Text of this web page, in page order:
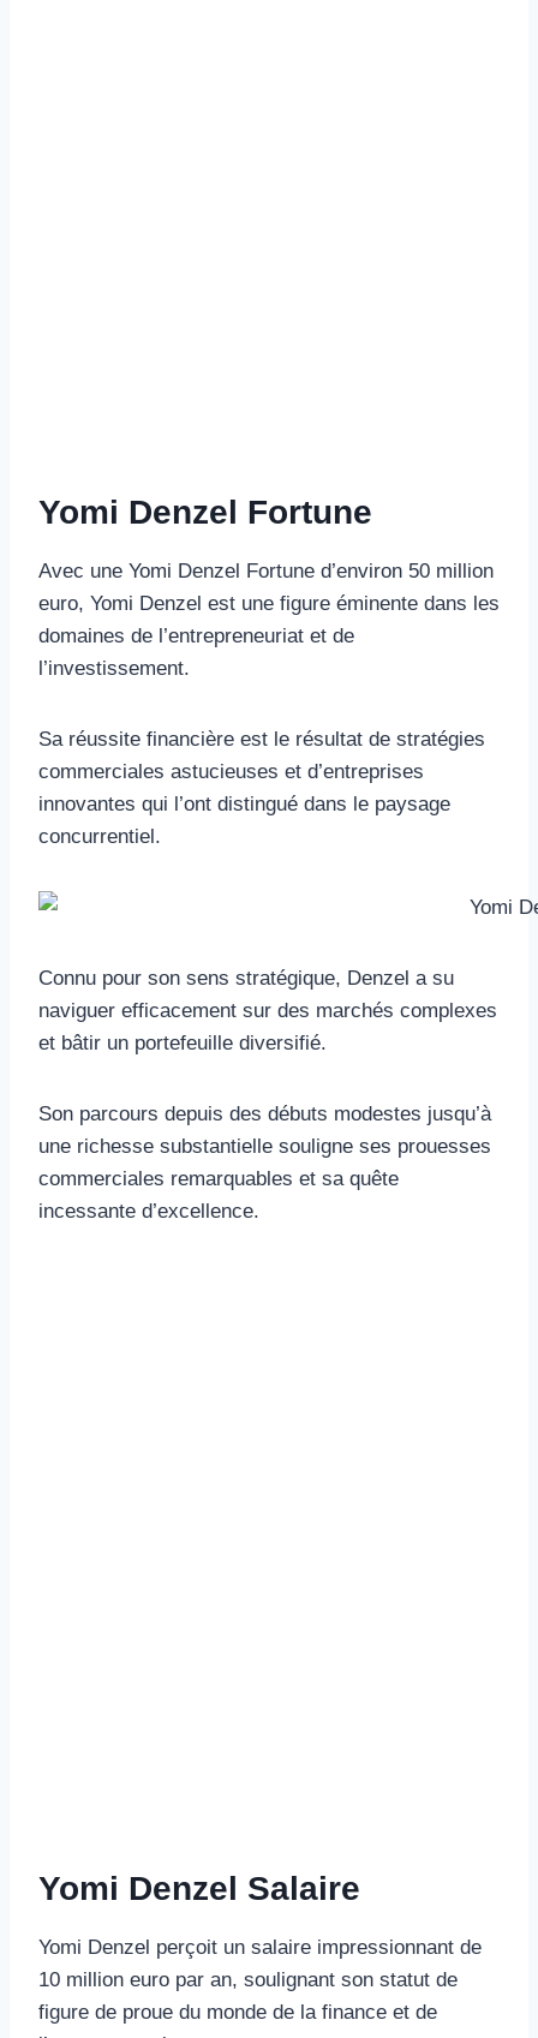
Yomi Denzel Fortune
Avec une Yomi Denzel Fortune d’environ 50 million
euro, Yomi Denzel est une figure éminente dans les
domaines de l’entrepreneuriat et de
l’investissement.
Sa réussite financière est le résultat de stratégies
commerciales astucieuses et d’entreprises
innovantes qui l’ont distingué dans le paysage
concurrentiel.
Connu pour son sens stratégique, Denzel a su
naviguer efficacement sur des marchés complexes
et bâtir un portefeuille diversifié.
Son parcours depuis des débuts modestes jusqu’à
une richesse substantielle souligne ses prouesses
commerciales remarquables et sa quête
incessante d’excellence.
Yomi Denzel Salaire
Yomi Denzel perçoit un salaire impressionnant de
10 million euro par an, soulignant son statut de
figure de proue du monde de la finance et de